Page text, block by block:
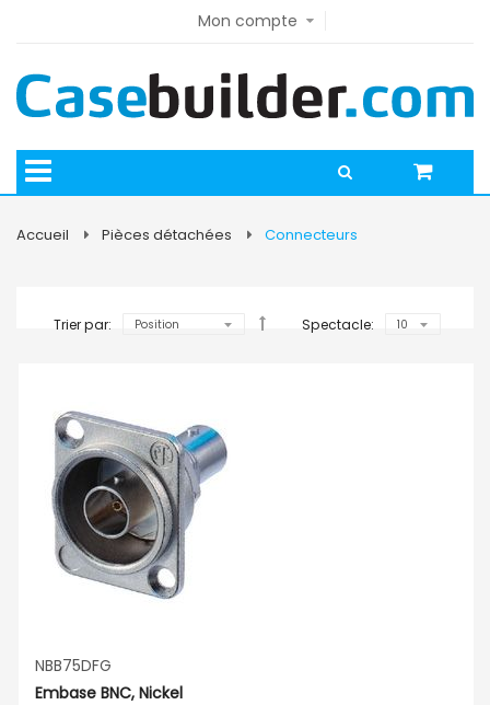
Mon compte
Accueil Pièces détachées Connecteurs
Trier par: Spectacle:
NBB75DFG
Embase BNC, Nickel